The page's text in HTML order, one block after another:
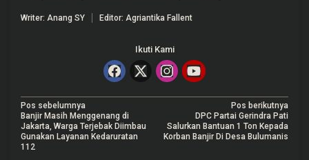
Writer: Anang SY Editor: Agriantika Fallent
Ikuti Kami
N
a
v
Pos sebelumnya
Banjir Masih Menggenang di
Jakarta, Warga Terjebak Diimbau
Gunakan Layanan Kedaruratan
112
Pos berikutnya
DPC Partai Gerindra Pati
Salurkan Bantuan 1 Ton Kepada
Korban Banjir Di Desa Bulumanis